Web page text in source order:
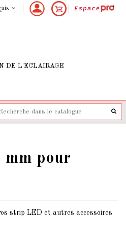
DE L'ECLAIRAGE
mm pour
strip LED et autres accessoires